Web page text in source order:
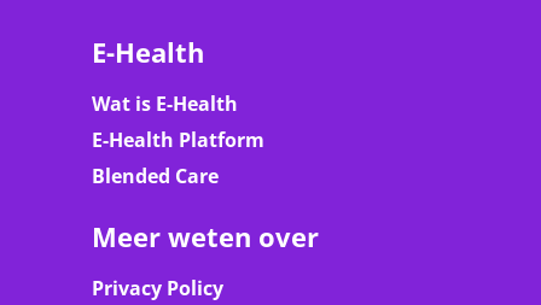
E-Health
Wat is E-Health
E-Health Platform
Blended Care
Meer weten over
Privacy Policy